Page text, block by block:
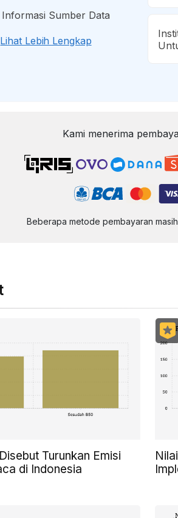
Informasi Sumber Data
Lihat Lebih Lengkap
Kami menerima
Beberapa metode pembayaran
Turunkan Emisi
di Indonesia